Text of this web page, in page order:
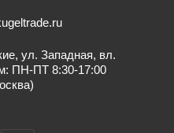
ул. Западная, вл.
ПН-ПТ 8:30-17:00